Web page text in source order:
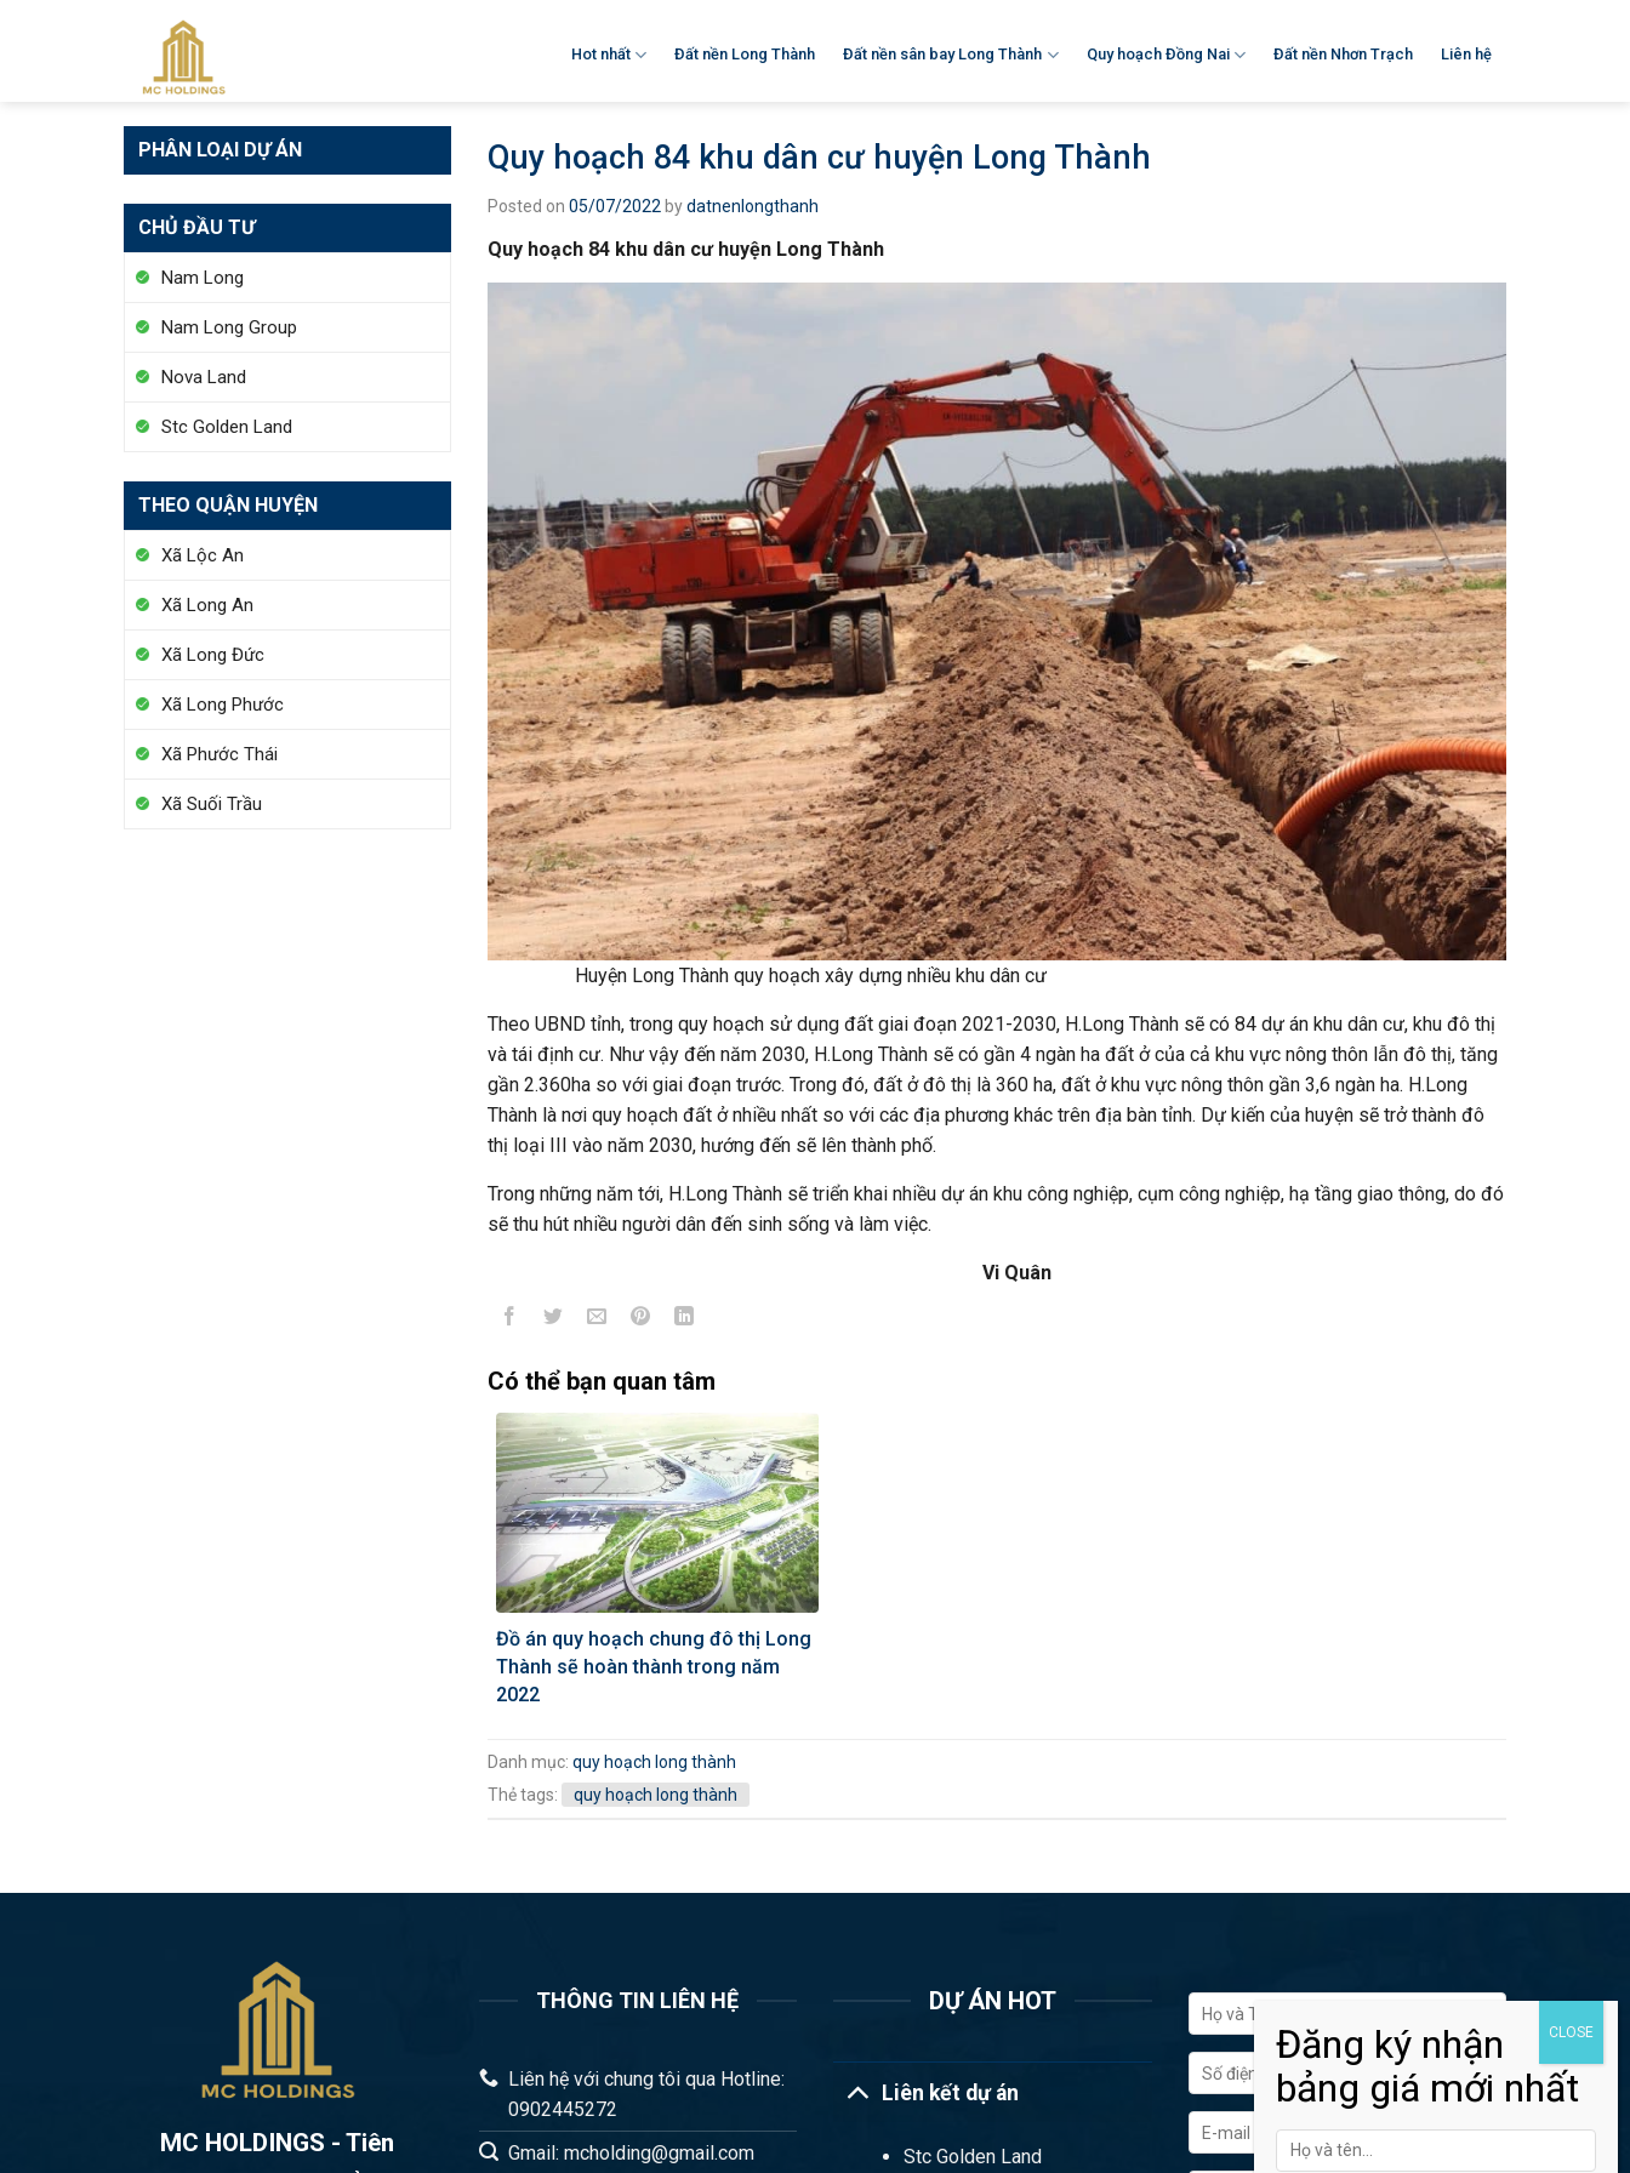
Hot nhất Đất nền Long Thành Đất nền sân bay Long Thành Quy hoạch Đồng Nai Đất nền Nhơn Trạch Liên hệ
PHÂN LOẠI DỰ ÁN
CHỦ ĐẦU TƯ
Nam Long
Nam Long Group
Nova Land
Stc Golden Land
THEO QUẬN HUYỆN
Xã Lộc An
Xã Long An
Xã Long Đức
Xã Long Phước
Xã Phước Thái
Xã Suối Trầu
Quy hoạch 84 khu dân cư huyện Long Thành
Posted on 05/07/2022 bydatnenlongthanh
Quy hoạch 84 khu dân cư huyện Long Thành
Huyện Long Thành quy hoạch xây dựng nhiều khu dân cư
Theo UBND tỉnh, trong quy hoạch sử dụng đất giai đoạn 2021-2030, H.Long Thành sẽ có 84 dự án khu dân cư, khu đô thị
và tái định cư. Như vậy đến năm 2030, H.Long Thành sẽ có gần 4 ngàn ha đất ở của cả khu vực nông thôn lẫn đô thị, tăng
gần 2.360ha so với giai đoạn trước. Trong đó, đất ở đô thị là 360 ha, đất ở khu vực nông thôn gần 3,6 ngàn ha. H.Long
Thành là nơi quy hoạch đất ở nhiều nhất so với các địa phương khác trên địa bàn tỉnh. Dự kiến của huyện sẽ trở thành đô
thị loại III vào năm 2030, hướng đến sẽ lên thành phố.
Trong những năm tới, H.Long Thành sẽ triển khai nhiều dự án khu công nghiệp, cụm công nghiệp, hạ tầng giao thông, do đó
sẽ thu hút nhiều người dân đến sinh sống và làm việc.
Vi Quân
Có thể bạn quan tâm
Đồ án quy hoạch chung đô thị Long
Thành sẽ hoàn thành trong năm
2022
Danh mục: quy hoạch long thành
Thẻ tags:
quy hoạch long thành
MC HOLDINGS - Tiên
THÔNG TIN LIÊN HỆ
Liên hệ với chung tôi qua Hotline:
0902445272
Gmail: mcholding@gmail.com
DỰ ÁN HOT
Liên kết dự án
Stc Golden Land
FORM ĐĂNG KÝ TƯ VẤN